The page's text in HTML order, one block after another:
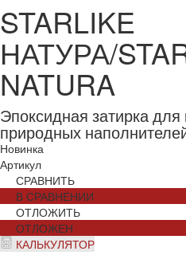
STARLIKE
НАТУРА/
NATURA
Эпоксидная затирка
природных
Новинка
Артикул
СРАВНИТЬ
В СРАВНЕНИИ
ОТЛОЖИТЬ
ОТЛОЖЕН
КАЛЬКУЛЯТОР